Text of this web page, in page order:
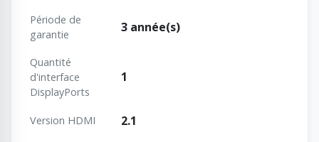
Période de
garantie
3 année(s)
Quantité
d'interface
DisplayPorts
1
Version HDMI 2.1